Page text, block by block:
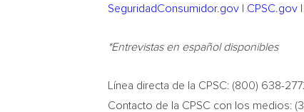
SeguridadConsumidor.gov CPSC.gov
*Entrevistas en español disponibles
Línea directa de la CPSC: (800) 638-
Contacto de la CPSC con los medios: